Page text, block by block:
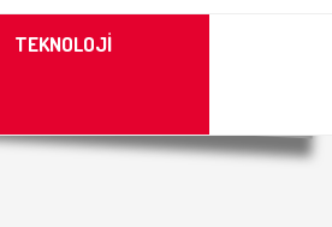
TEKNOLOJİ